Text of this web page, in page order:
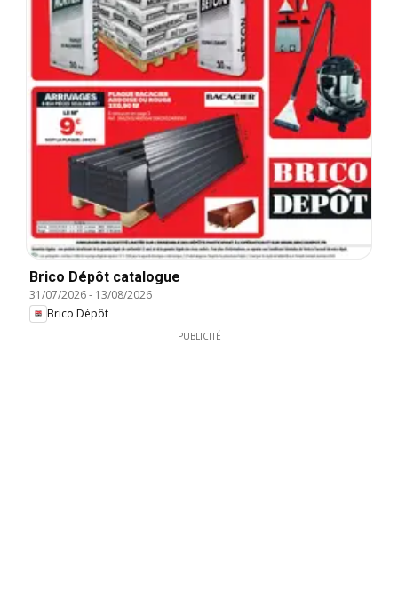
Brico Dépôt catalogue
31/07/2026- 13/08/2026
Brico Dépôt
PUBLICITÉ